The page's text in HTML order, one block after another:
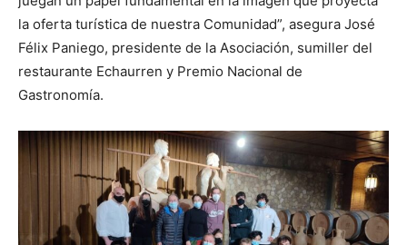
la oferta turística de nuestra Comunidad”, asegura José
Félix Paniego, presidente de la Asociación, sumiller del
restaurante Echaurren y Premio Nacional de
Gastronomía.